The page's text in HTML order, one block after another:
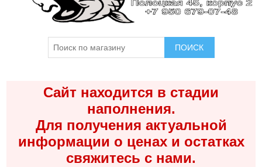
ПОИСК
Сайт находится в стадии
наполнения.
Для получения актуальной
информации о ценах и остатках
свяжитесь с нами.